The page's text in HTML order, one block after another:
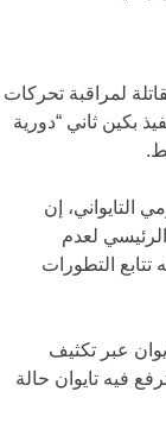
لمراقبة تحركات
بكين ثاني “دورية
التايواني، إن
لعدم
تتابع التطورات
عبر تكثيف
فيه تايوان حالة